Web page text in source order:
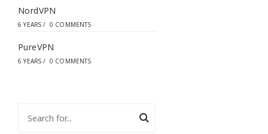
NordVPN
6 YEARS / 0 COMMENTS
PureVPN
6 YEARS / 0 COMMENTS